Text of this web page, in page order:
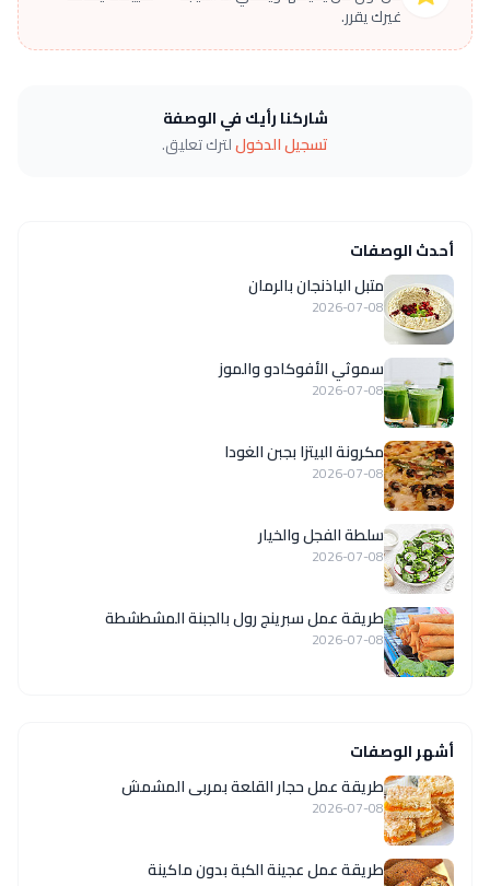
غيرك يقرر.
شاركنا رأيك في الوصفة
تسجيل الدخوللترك تعليق.
أحدث الوصفات
متبل الباذنجان بالرمان
2026-07-08
سموثي الأفوكادو والموز
2026-07-08
مكرونة البيتزا بجبن الغودا
2026-07-08
سلطة الفجل والخيار
2026-07-08
طريقة عمل سبرينج رول بالجبنة المشطشطة
2026-07-08
أشهر الوصفات
طريقة عمل حجار القلعة بمربى المشمش
2026-07-08
طريقة عمل عجينة الكبة بدون ماكينة